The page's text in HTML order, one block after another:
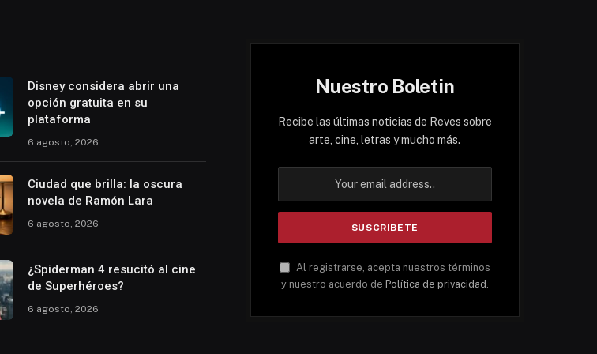
Disney considera abrir una
opción gratuita en su
plataforma
6 agosto, 2026
Ciudad que brilla: la oscura
novela de Ramón Lara
6 agosto, 2026
¿Spiderman 4 resucitó al cine
de Superhéroes?
6 agosto, 2026
Nuestro Boletin
Recibe las últimas noticias de Reves sobre
arte, cine, letras y mucho más.
Al registrarse, acepta nuestros términos
y nuestro acuerdo de Política de privacidad